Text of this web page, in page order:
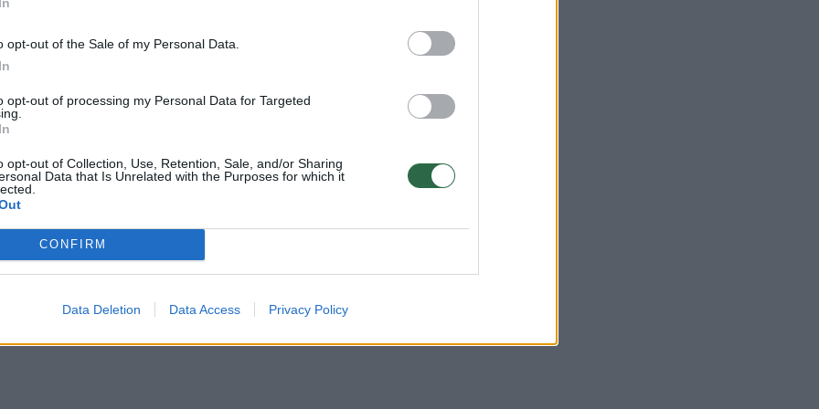
opt-out of the Sale of my Personal Data.
opt-out of processing my Personal Data for Targeted
opt-out of Collection, Use, Retention, Sale, and/or Sharing
Data that Is Unrelated with the Purposes for which it
CONFIRM
Data Deletion Data Access Privacy Policy
kitos žvaigždės
ryškiausios žvaigždės
to, kad jau trečius metus iš eilės buvo surengta
kultūrinį festivalio „Marijampolė Music Park“
Kristinos Norvilaitės-Geniušienės unikalia
ir trapi“.
į gyvą muzikos ir meno erdvę. Miesto